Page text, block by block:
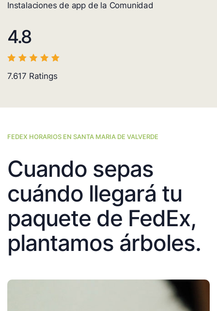
Instalaciones de app de la Comunidad
4.8
7.617 Ratings
FEDEX HORARIOS EN SANTA MARIA DE VALVERDE
Cuando sepas
cuándo llegará tu
paquete de FedEx,
plantamos árboles.